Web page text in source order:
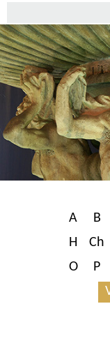
A B
H
Ch
O
P